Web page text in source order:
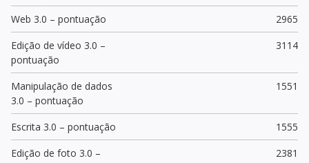
Web 3.0 – pontuação
2965
Edição de vídeo 3.0 –
pontuação
3114
Manipulação de dados
3.0 – pontuação
1551
Escrita 3.0 – pontuação
1555
Edição de foto 3.0 –
2381